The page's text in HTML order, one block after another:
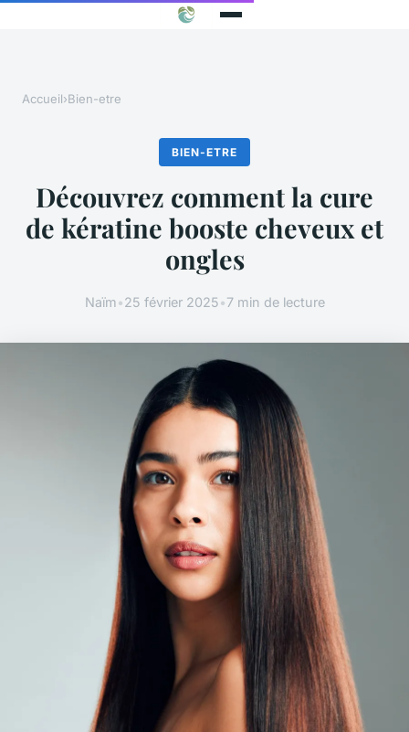
Accueil›Bien-etre
BIEN-ETRE
Découvrez comment la cure
de kératine booste cheveux et
ongles
Naïm•25 février 2025•7 min de lecture